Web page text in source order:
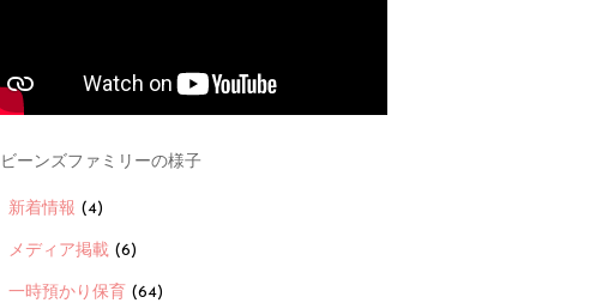
ビーンズファミリーの様子
新着情報 (4)
メディア掲載 (6)
一時預かり保育 (64)